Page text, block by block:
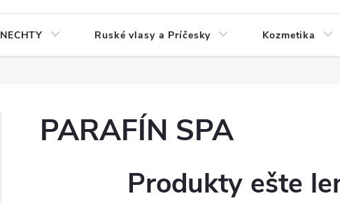
NECHTY Ruské vlasy a Príčesky Kozmetika
PARAFÍN SPA
Produkty ešte